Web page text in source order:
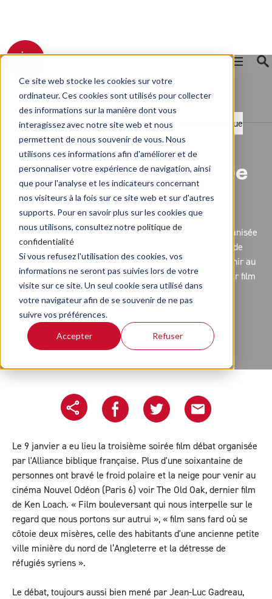
Ce site web stocke les cookies sur votre
ordinateur. Ces cookies sont utilisés pour collecter
des informations sur la manière dont vous
interagissez avec notre site web et nous
permettent de nous souvenir de vous. Nous
utilisons ces informations afin d'améliorer et de
personnaliser votre expérience de navigation, ainsi
que pour l'analyse et les indicateurs concernant
nos visiteurs à la fois sur ce site web et sur d'autres
supports. Pour en savoir plus sur les cookies que
nous utilisons, consultez notrepolitique de
confidentialité
Si vous refusez l'utilisation des cookies, vos
informations ne seront pas suivies lors de votre
visite sur ce site. Un seul cookie sera utilisé dans
votre navigateur afin de se souvenir de ne pas
suivre vos préférences.
Accepter Refuser
RETOUR AU BLOG
Transmission Solidarité
Alliance biblique
française
Retour sur la dernière
soirée ciné-débat !
Le 9 janvier a eu lieu la troisième soirée film débat organisée
par l'Alliance biblique française. Plus d'une soixantaine de
personnes ont bravé le froid polaire et la neige pour venir au
cinéma Nouvel Odéon (Paris 6) voir The Old Oak, dernier film
de Ken Loach.
Article écrit le 23/11/2023
Copier l'url
Le 9 janvier a eu lieu la troisième soirée film débat organisée
par l'Alliance biblique française. Plus d'une soixantaine de
personnes ont bravé le froid polaire et la neige pour venir au
cinéma Nouvel Odéon (Paris 6) voir The Old Oak, dernier film
de Ken Loach. « Film bouleversant qui nous interpelle sur le
regard que nous portons sur autrui », « film sans fard où se
côtoie deux misères, celle des habitants d'une ancienne petite
ville minière du nord de l’Angleterre et la détresse de
réfugiés syriens ».
Le débat, toujours aussi bien mené par Jean-Luc Gadreau,